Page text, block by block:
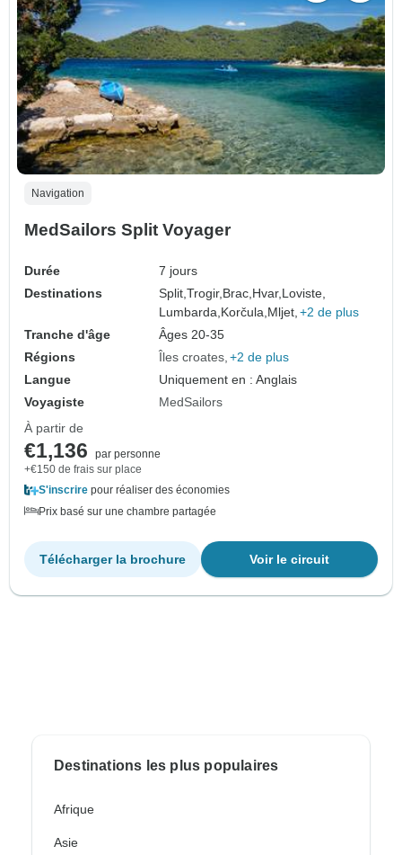
Navigation
MedSailors Split Voyager
Durée
7 jours
Destinations
Split,Trogir,Brac,Hvar,Loviste,
Lumbarda,Korčula,Mljet, +2 de plus
Tranche d'âge
Âges 20-35
Régions
Îles croates +2 de plus
Langue
Uniquement en : Anglais
Voyagiste
MedSailors
À partir de
€1,136
par personne
+€150 de frais sur place
S'inscrire pour réaliser des économies
Prix basé sur une chambre partagée
Voir le circuit
Télécharger la brochure
Destinations les plus populaires
Afrique
Asie